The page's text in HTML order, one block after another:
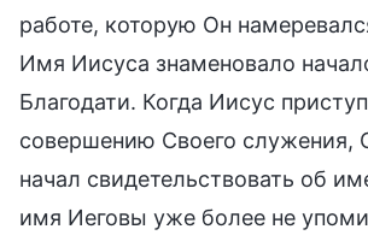
работе, которую Он
Имя Иисуса знаменовало
Благодати. Когда Иисус
совершению Своего служения,
начал свидетельствовать об
имя Иеговы уже более не